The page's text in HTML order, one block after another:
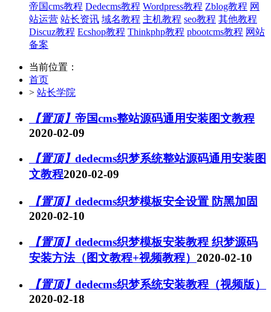
帝国cms教程 Dedecms教程 Wordpress教程 Zblog教程 网
站运营 站长资讯 域名教程 主机教程 seo教程 其他教程
Discuz教程 Ecshop教程 Thinkphp教程 pbootcms教程 网站
备案
当前位置：
首页
> 站长学院
【置顶】 帝国cms整站源码通用安装图文教程
2020-02-09
【置顶】 dedecms织梦系统整站源码通用安装图
文教程2020-02-09
【置顶】 dedecms织梦模板安全设置 防黑加固
2020-02-10
【置顶】 dedecms织梦模板安装教程 织梦源码
安装方法（图文教程+视频教程） 2020-02-10
【置顶】 dedecms织梦系统安装教程（视频版）
2020-02-18